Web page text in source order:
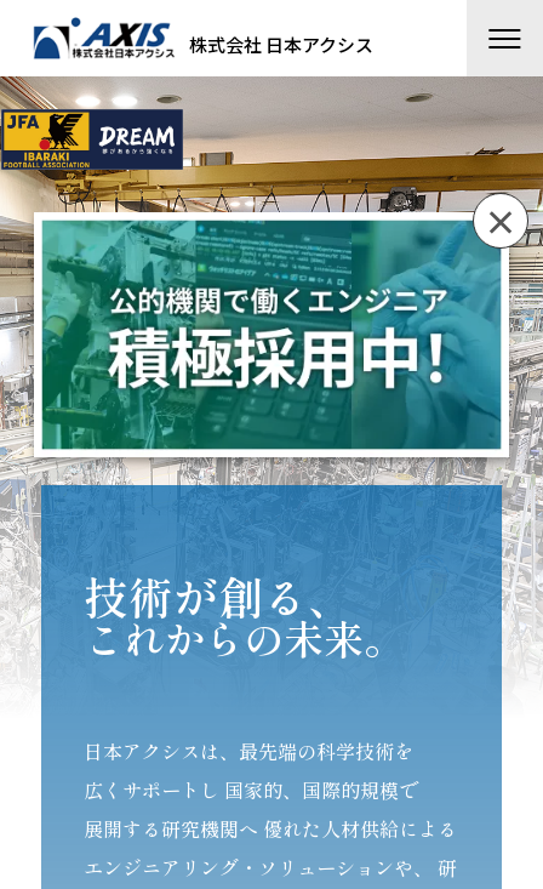
株式会社 日本アクシス
技術が創る、
これからの未来。
日本アクシスは、最先端の科学技術を
広くサポートし 国家的、国際的規模で
展開する研究機関へ 優れた人材供給による
エンジニアリング・ソリューションや、
研
×